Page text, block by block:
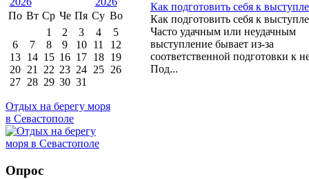
Как подготовить себя к
Как подготовить себя к
Часто удачным или неудачным
выступление бывает из-за
соответственной подготовки к
Под...
По Вт Ср Че Пя Су Во
1
2 3 4
5
6
7 8 9 10 11
12
13 14 15 16 17 18
19
20 21 22 23 24 25 26
27 28 29 30 31
Отдых на берегу моря
в Севастополе
Опрос